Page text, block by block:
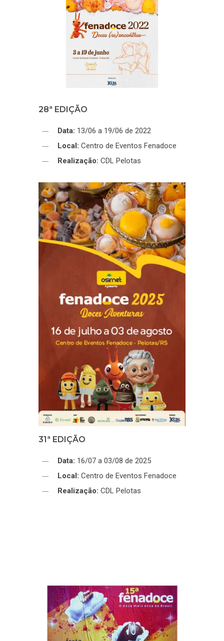
28ª EDIÇÃO
Data: 13/06 a 19/06 de 2022
Local: Centro de Eventos Fenadoce
Realização: CDL Pelotas
31ª EDIÇÃO
Data: 16/07 a 03/08 de 2025
Local: Centro de Eventos Fenadoce
Realização: CDL Pelotas